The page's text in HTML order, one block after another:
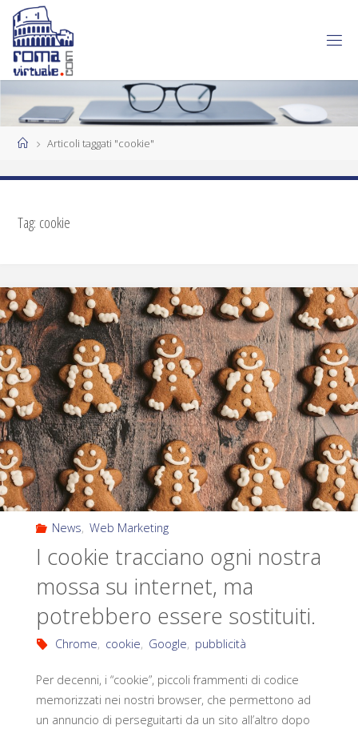
Articoli taggati "cookie"
Tag: cookie
News, Web Marketing
I cookie tracciano ogni nostra
mossa su internet, ma
potrebbero essere sostituiti.
Chrome, cookie, Google, pubblicità
Per decenni, i “cookie”, piccoli frammenti di codice
memorizzati nei nostri browser, che permettono ad
un annuncio di perseguitarti da un sito all’altro dopo